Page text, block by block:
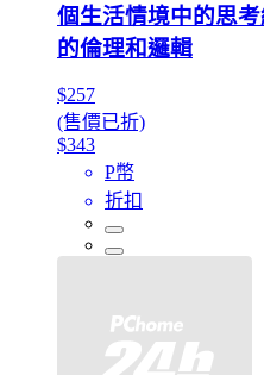
個生活情境中的思
的倫理和邏輯
$257
(售價已折)
$343
P幣
折扣